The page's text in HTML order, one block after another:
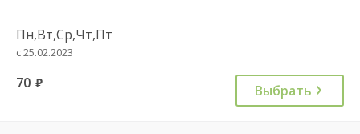
Пн,Вт,Ср,Чт,Пт
с 25.02.2023
70 руб. Выбрать